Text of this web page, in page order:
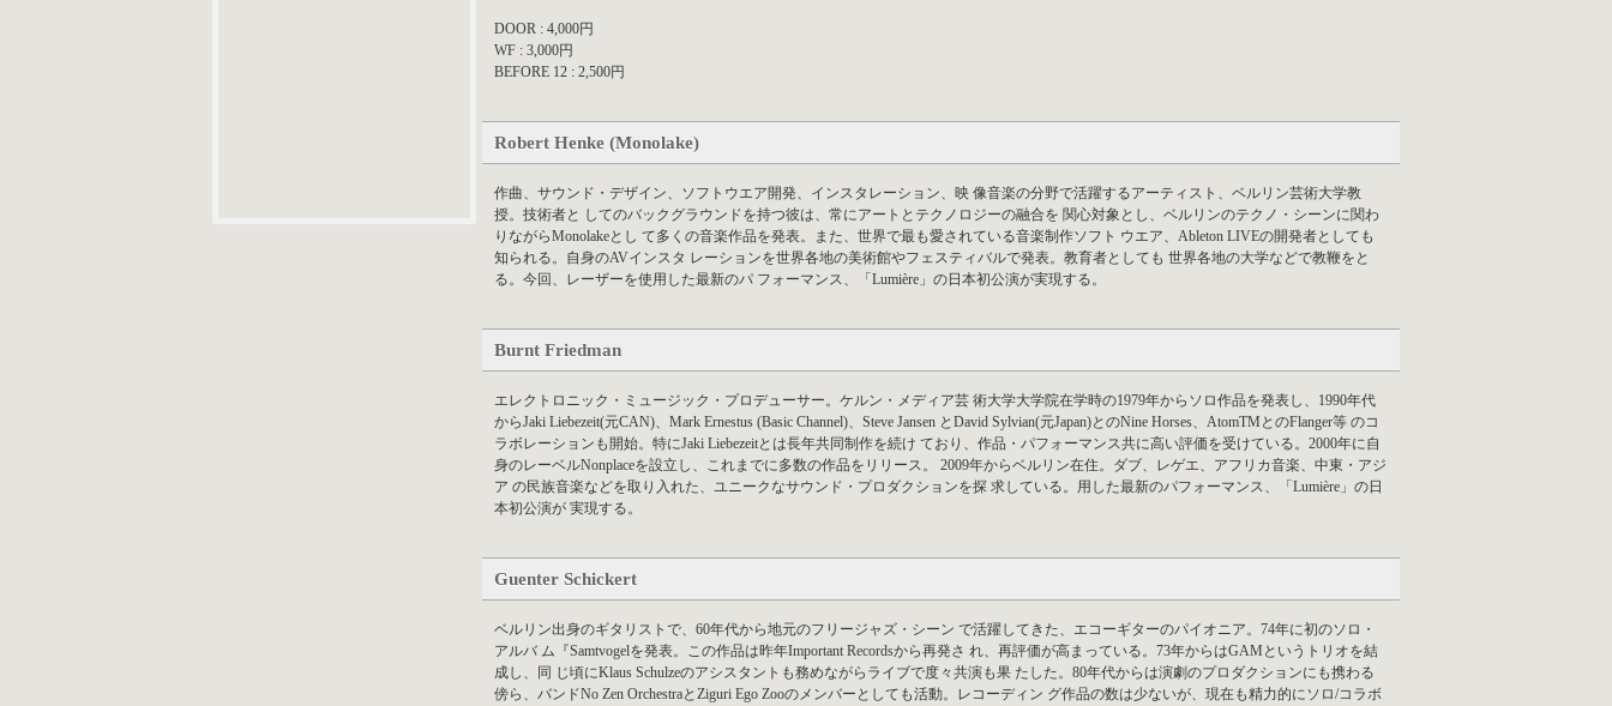
DOOR : 4,000円
WF : 3,000円
BEFORE 12 : 2,500円
Robert Henke (Monolake)
作曲、サウンド・デザイン、ソフトウエア開発、インスタレーション、映 像音楽の分野で活躍するアーティスト、ベルリン芸術大学教
授。技術者と してのバックグラウンドを持つ彼は、常にアートとテクノロジーの融合を 関心対象とし、ベルリンのテクノ・シーンに関わ
りながらMonolakeとし て多くの音楽作品を発表。また、世界で最も愛されている音楽制作ソフト ウエア、Ableton LIVEの開発者としても
知られる。自身のAVインスタ レーションを世界各地の美術館やフェスティバルで発表。教育者としても 世界各地の大学などで教鞭をと
る。今回、レーザーを使用した最新のパ フォーマンス、「Lumière」の日本初公演が実現する。
Burnt Friedman
エレクトロニック・ミュージック・プロデューサー。ケルン・メディア芸 術大学大学院在学時の1979年からソロ作品を発表し、1990年代
からJaki Liebezeit(元CAN)、Mark Ernestus (Basic Channel)、Steve Jansen とDavid Sylvian(元Japan)とのNine Horses、AtomTMとのFlanger等 のコ
ラボレーションも開始。特にJaki Liebezeitとは長年共同制作を続け ており、作品・パフォーマンス共に高い評価を受けている。2000年に自
身のレーベルNonplaceを設立し、これまでに多数の作品をリリース。 2009年からベルリン在住。ダブ、レゲエ、アフリカ音楽、中東・アジ
ア の民族音楽などを取り入れた、ユニークなサウンド・プロダクションを探 求している。用した最新のパフォーマンス、「Lumière」の日
本初公演が 実現する。
Guenter Schickert
ベルリン出身のギタリストで、60年代から地元のフリージャズ・シーン で活躍してきた、エコーギターのパイオニア。74年に初のソロ・
アルバ ム『Samtvogelを発表。この作品は昨年Important Recordsから再発さ れ、再評価が高まっている。73年からはGAMというトリオを結
成し、同 じ頃にKlaus Schulzeのアシスタントも務めながらライブで度々共演も果 たした。80年代からは演劇のプロダクションにも携わる
傍ら、バンドNo Zen OrchestraとZiguri Ego Zooのメンバーとしても活動。レコーディン グ作品の数は少ないが、現在も精力的にソロ/コラボ